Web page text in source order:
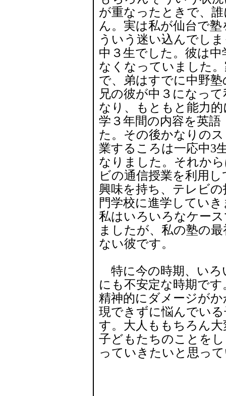
が重なったときで、
ん。実は私が仙台で
ういう迷い込んでし
中３生でした。彼は
なくなっていました
で、弟はすでに中野
兄の彼が中３になっ
なり、もともと能力
学３年間の内容を英
た。その後かなりの
業するころは一応中3
なりました。それか
ビの通信授業を利用
興味を持ち、テレビ
門学校に進学してい
私はいろいろなケー
ましたが、私の塾の
ない彼です。
特に今の時期、いろ
にも不安定な時期で
精神的にダメージが
現できずに悩んでい
す。大人ももちろん
子どもたちのことを
っていきたいと思っ